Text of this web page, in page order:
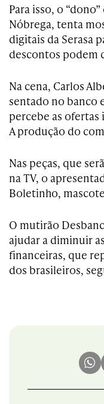
Para isso, o
Nóbrega, tenta
digitais da Serasa
descontos podem
Na cena, Carlos
sentado no banco
percebe as ofertas
A produção do
Nas peças, que
na TV, o
Boletinho,
O mutirão
ajudar a diminuir
financeiras, que
dos brasileiros,